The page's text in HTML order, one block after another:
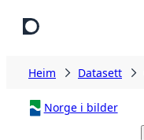
Heim Datasett
Norge i bilder